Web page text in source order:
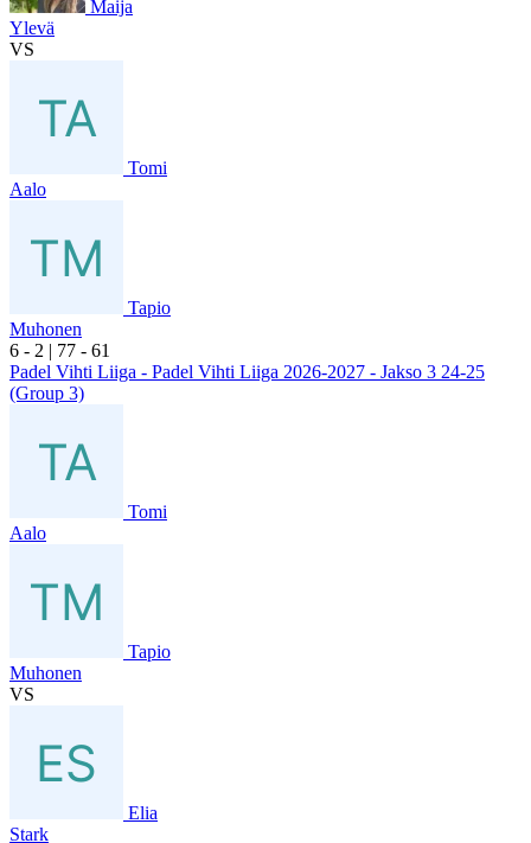
Maija
Ylevä
VS
Tomi
Aalo
Tapio
Muhonen
6 - 2 | 77 - 61
Padel Vihti Liiga - Padel Vihti Liiga 2026-2027 - Jakso 3 24-25
(Group 3)
Tomi
Aalo
Tapio
Muhonen
VS
Elia
Stark